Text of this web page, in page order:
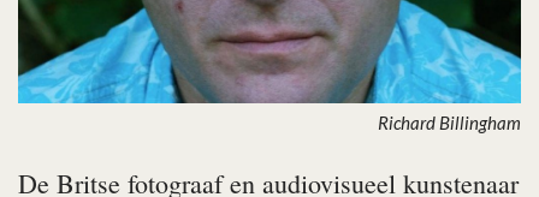
Richard Billingham
De Britse fotograaf en audiovisueel kunstenaar